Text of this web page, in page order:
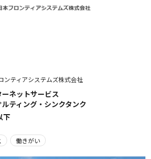
ンティアシステムズ株式会社
ーネットサービス
ルティング・シンクタンク
下
働きがい